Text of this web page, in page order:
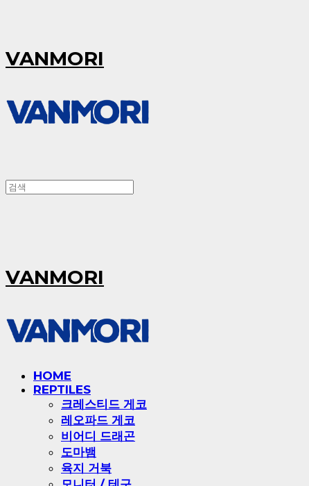
VANMORI
VANMORI
HOME
REPTILES
크레스티드 게코
레오파드 게코
비어디 드래곤
도마뱀
육지 거북